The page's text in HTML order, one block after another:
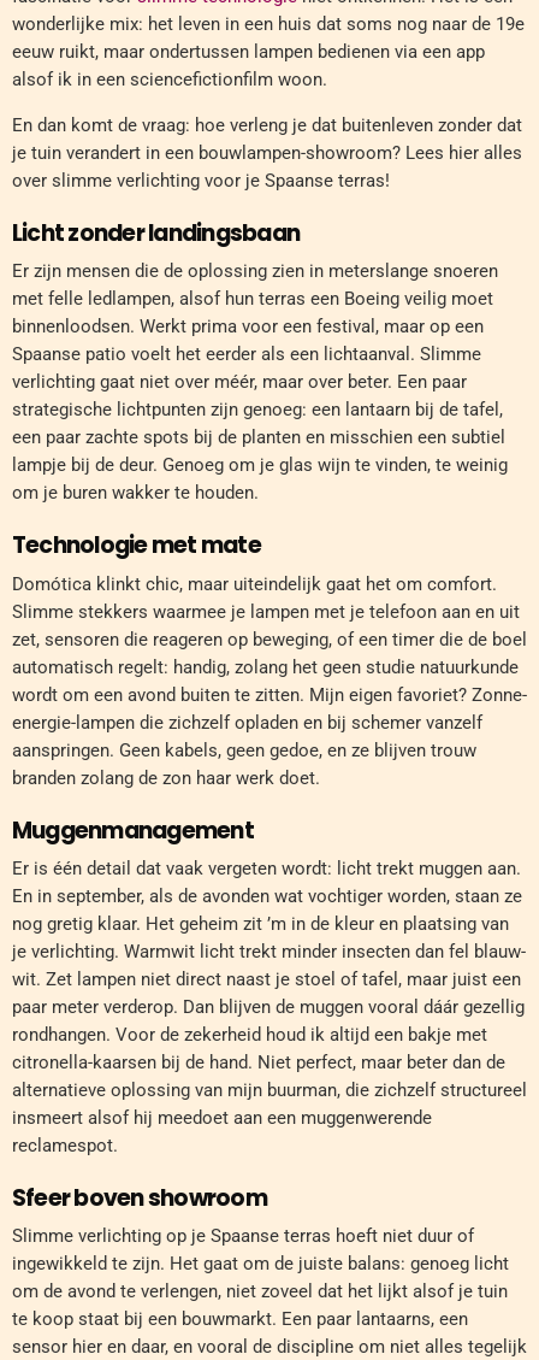
wonderlijke mix: het leven in een huis dat soms nog naar de 19e
eeuw ruikt, maar ondertussen lampen bedienen via een app
alsof ik in een sciencefictionfilm woon.
En dan komt de vraag: hoe verleng je dat buitenleven zonder dat
je tuin verandert in een bouwlampen-showroom? Lees hier alles
over slimme verlichting voor je Spaanse terras!
Licht zonder landingsbaan
Er zijn mensen die de oplossing zien in meterslange snoeren
met felle ledlampen, alsof hun terras een Boeing veilig moet
binnenloodsen. Werkt prima voor een festival, maar op een
Spaanse patio voelt het eerder als een lichtaanval. Slimme
verlichting gaat niet over méér, maar over beter. Een paar
strategische lichtpunten zijn genoeg: een lantaarn bij de tafel,
een paar zachte spots bij de planten en misschien een subtiel
lampje bij de deur. Genoeg om je glas wijn te vinden, te weinig
om je buren wakker te houden.
Technologie met mate
Domótica klinkt chic, maar uiteindelijk gaat het om comfort.
Slimme stekkers waarmee je lampen met je telefoon aan en uit
zet, sensoren die reageren op beweging, of een timer die de boel
automatisch regelt: handig, zolang het geen studie natuurkunde
wordt om een avond buiten te zitten. Mijn eigen favoriet? Zonne-
energie-lampen die zichzelf opladen en bij schemer vanzelf
aanspringen. Geen kabels, geen gedoe, en ze blijven trouw
branden zolang de zon haar werk doet.
Muggenmanagement
Er is één detail dat vaak vergeten wordt: licht trekt muggen aan.
En in september, als de avonden wat vochtiger worden, staan ze
nog gretig klaar. Het geheim zit ’m in de kleur en plaatsing van
je verlichting. Warmwit licht trekt minder insecten dan fel blauw-
wit. Zet lampen niet direct naast je stoel of tafel, maar juist een
paar meter verderop. Dan blijven de muggen vooral dáár gezellig
rondhangen. Voor de zekerheid houd ik altijd een bakje met
citronella-kaarsen bij de hand. Niet perfect, maar beter dan de
alternatieve oplossing van mijn buurman, die zichzelf structureel
insmeert alsof hij meedoet aan een muggenwerende
reclamespot.
Sfeer boven showroom
Slimme verlichting op je Spaanse terras hoeft niet duur of
ingewikkeld te zijn. Het gaat om de juiste balans: genoeg licht
om de avond te verlengen, niet zoveel dat het lijkt alsof je tuin
te koop staat bij een bouwmarkt. Een paar lantaarns, een
sensor hier en daar, en vooral de discipline om niet alles tegelijk